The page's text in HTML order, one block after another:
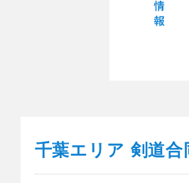
千葉エリア 剣道合